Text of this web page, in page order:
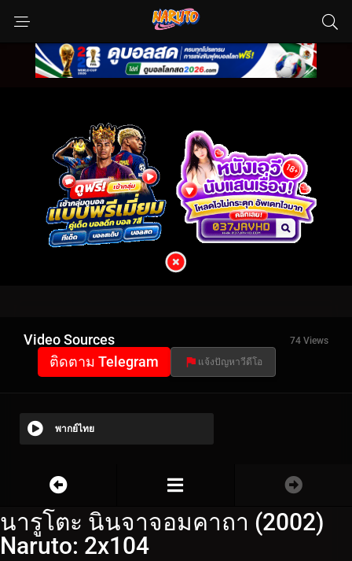
Video Sources 74 Views
ติดตาม Telegram แจ้งปัญหาวีดีโอ
พากย์ไทย
นารูโตะ นินจาจอมคาถา (2002)
Naruto: 2x104